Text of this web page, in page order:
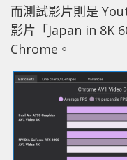
而測試影片則是
影片「Japan in 8K
Chrome。